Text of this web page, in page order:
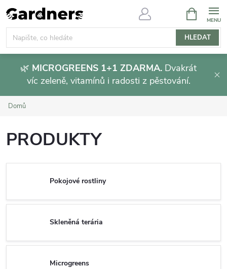
Přejít
na
obsah
HLEDAT
NÁKUPNÍ
KOŠÍK
🌿 MICROGREENS 1+1 ZDARMA. Dvakrát
víc zeleně, vitamínů i radosti z pěstování.
Domů
PRODUKTY
Pokojové rostliny
Skleněná terária
Microgreens